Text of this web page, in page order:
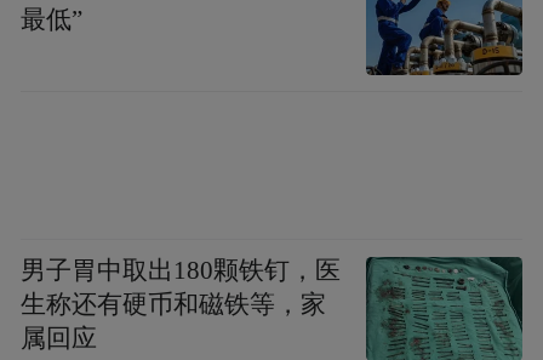
最低”
男子胃中取出180颗铁钉，医
生称还有硬币和磁铁等，家
属回应